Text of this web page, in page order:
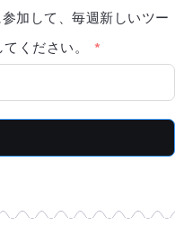
加して、毎週新しいツー
ください。